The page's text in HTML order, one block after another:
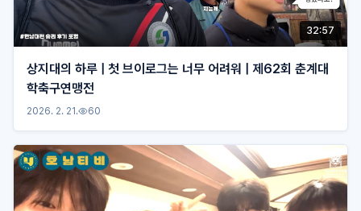
32:57
상지대의 하루 | 첫 브이로그는 너무 어려워 | 제62회 춘계대
학축구연맹전
2026. 2. 21. 60